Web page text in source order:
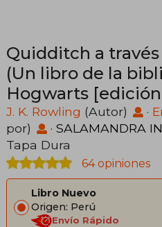
Quidditch a
(Un libro de la
Hogwarts
J. K. Rowling (Autor) ·
por)
· SALAMANDRA
Tapa Dura
64 opiniones
Libro Nuevo
Origen: Perú
Envío Rápido